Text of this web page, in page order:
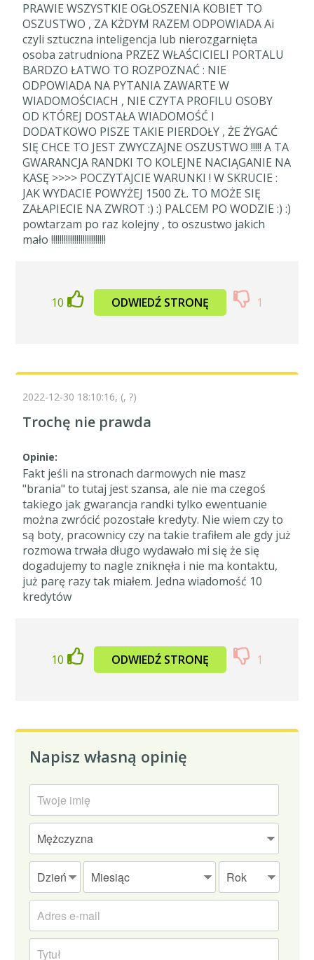
PRAWIE WSZYSTKIE OGŁOSZENIA KOBIET TO
OSZUSTWO , ZA KŻDYM RAZEM ODPOWIADA Ai
czyli sztuczna inteligencja lub nierozgarnięta
osoba zatrudniona PRZEZ WŁAŚCICIELI PORTALU
BARDZO ŁATWO TO ROZPOZNAĆ : NIE
ODPOWIADA NA PYTANIA ZAWARTE W
WIADOMOŚCIACH , NIE CZYTA PROFILU OSOBY
OD KTÓREJ DOSTAŁA WIADOMOŚĆ I
DODATKOWO PISZE TAKIE PIERDOŁY , ŻE ŻYGAĆ
SIĘ CHCE TO JEST ZWYCZAJNE OSZUSTWO !!!!! A TA
GWARANCJA RANDKI TO KOLEJNE NACIĄGANIE NA
KASĘ >>>> POCZYTAJCIE WARUNKI ! W SKRUCIE :
JAK WYDACIE POWYŻEJ 1500 ZŁ. TO MOŻE SIĘ
ZAŁAPIECIE NA ZWROT :) :) PALCEM PO WODZIE :) :)
powtarzam po raz kolejny , to oszustwo jakich
mało !!!!!!!!!!!!!!!!!!!!!!!!!!
10 ODWIEDŹ STRONĘ 1
2022-12-30 18:10:16, (, ?)
Trochę nie prawda
Opinie:
Fakt jeśli na stronach darmowych nie masz
"brania" to tutaj jest szansa, ale nie ma czegoś
takiego jak gwarancja randki tylko ewentuanie
można zwrócić pozostałe kredyty. Nie wiem czy to
są boty, pracownicy czy na takie trafiłem ale gdy już
rozmowa trwała długo wydawało mi się że się
dogadujemy to nagle zniknęła i nie ma kontaktu,
już parę razy tak miałem. Jedna wiadomość 10
kredytów
10 ODWIEDŹ STRONĘ 1
Napisz własną opinię